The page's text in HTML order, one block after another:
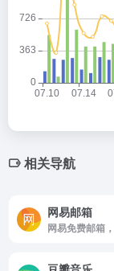
相关导航
网易邮箱